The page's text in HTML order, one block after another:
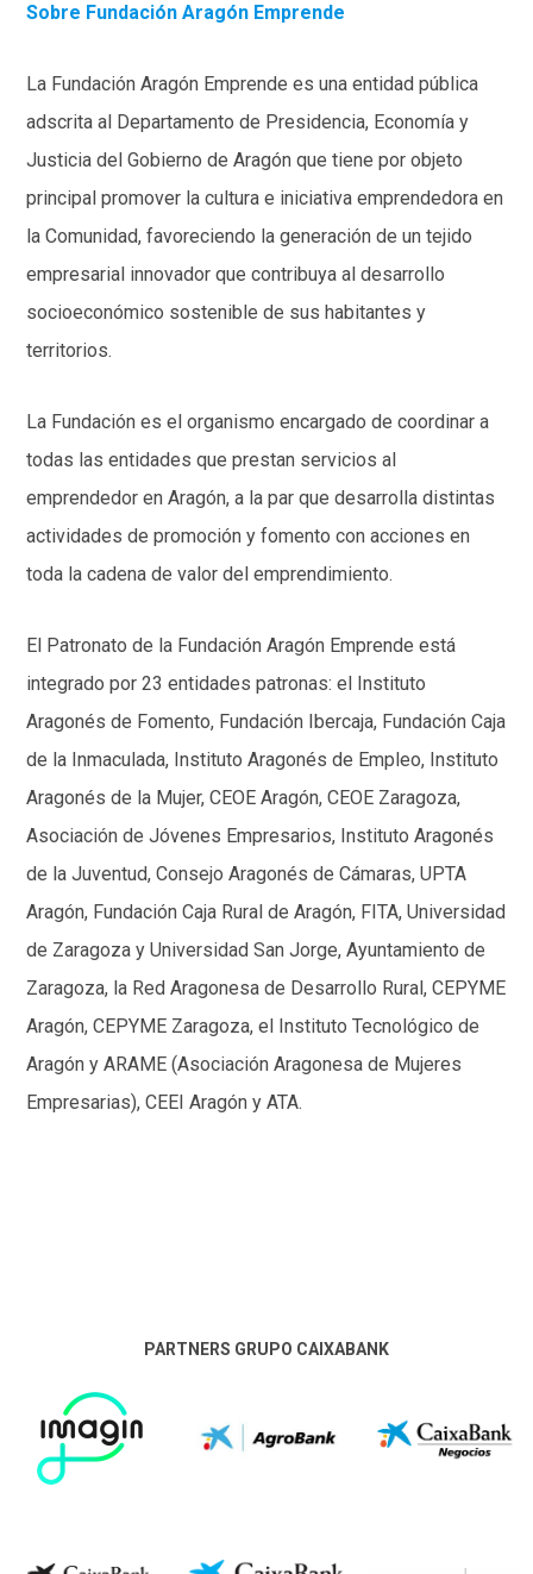
Sobre Fundación Aragón Emprende
La Fundación Aragón Emprende es una entidad pública
adscrita al Departamento de Presidencia, Economía y
Justicia del Gobierno de Aragón que tiene por objeto
principal promover la cultura e iniciativa emprendedora en
la Comunidad, favoreciendo la generación de un tejido
empresarial innovador que contribuya al desarrollo
socioeconómico sostenible de sus habitantes y
territorios.
La Fundación es el organismo encargado de coordinar a
todas las entidades que prestan servicios al
emprendedor en Aragón, a la par que desarrolla distintas
actividades de promoción y fomento con acciones en
toda la cadena de valor del emprendimiento.
El Patronato de la Fundación Aragón Emprende está
integrado por 23 entidades patronas: el Instituto
Aragonés de Fomento, Fundación Ibercaja, Fundación Caja
de la Inmaculada, Instituto Aragonés de Empleo, Instituto
Aragonés de la Mujer, CEOE Aragón, CEOE Zaragoza,
Asociación de Jóvenes Empresarios, Instituto Aragonés
de la Juventud, Consejo Aragonés de Cámaras, UPTA
Aragón, Fundación Caja Rural de Aragón, FITA, Universidad
de Zaragoza y Universidad San Jorge, Ayuntamiento de
Zaragoza, la Red Aragonesa de Desarrollo Rural, CEPYME
Aragón, CEPYME Zaragoza, el Instituto Tecnológico de
Aragón y ARAME (Asociación Aragonesa de Mujeres
Empresarias), CEEI Aragón y ATA.
PARTNERS GRUPO CAIXABANK